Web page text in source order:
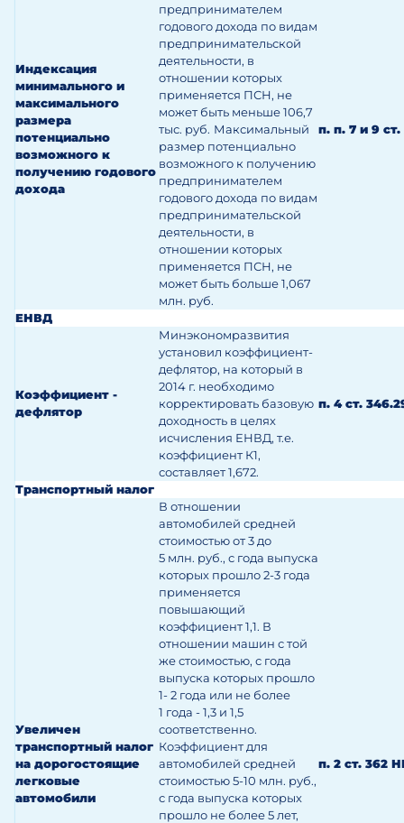
Индексация
минимального и
максимального
размера
потенциально
возможного к
получению годового
дохода
предпринимателем
годового дохода по видам
предпринимательской
деятельности, в
отношении которых
применяется ПСН, не
может быть меньше 106,7
тыс. руб. Максимальный
размер потенциально
возможного к получению
предпринимателем
годового дохода по видам
предпринимательской
деятельности, в
отношении которых
применяется ПСН, не
может быть больше 1,067
млн. руб.
п. п. 7 и 9
ЕНВД
Коэффициент -
дефлятор
Минэкономразвития
установил коэффициент-
дефлятор, на который в
2014 г. необходимо
корректировать базовую
доходность в целях
исчисления ЕНВД, т.е.
коэффициент К1,
составляет 1,672.
п. 4 ст.
Транспортный налог
Увеличен
транспортный налог
на дорогостоящие
легковые
автомобили
В отношении
автомобилей средней
стоимостью от 3 до
5 млн. руб., с года выпуска
которых прошло 2-3 года
применяется
повышающий
коэффициент 1,1. В
отношении машин с той
же стоимостью, с года
выпуска которых прошло
1- 2 года или не более
1 года - 1,3 и 1,5
соответственно.
Коэффициент для
автомобилей средней
стоимостью 5-10 млн. руб.,
с года выпуска которых
прошло не более 5 лет,
п. 2 ст. 362